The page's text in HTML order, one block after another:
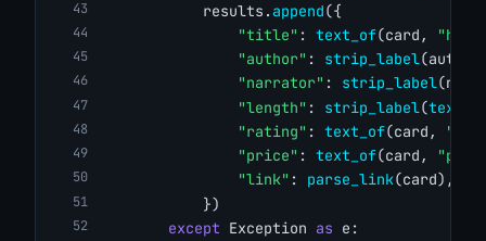
            results.
append({
"title" : text_of(card,
"author" : strip_label
"narrator" : strip_label
"length" : strip_label(
"rating" : text_of(card,
"price" : text_of(card,
"link" : parse_link(card),
            })
except Exception as e: